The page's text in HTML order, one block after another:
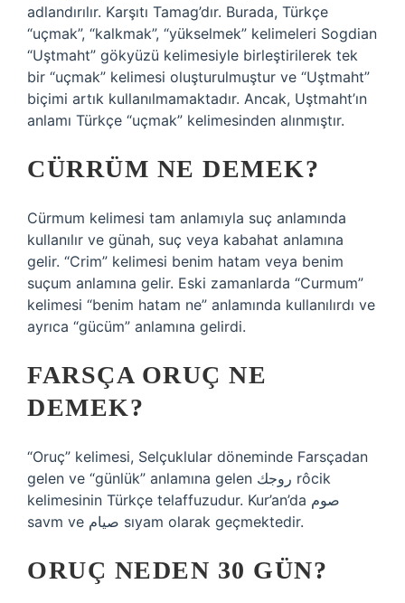
adlandırılır. Karşıtı Tamag’dır. Burada, Türkçe
“uçmak”, “kalkmak”, “yükselmek” kelimeleri Sogdian
“Uştmaht” gökyüzü kelimesiyle birleştirilerek tek
bir “uçmak” kelimesi oluşturulmuştur ve “Uştmaht”
biçimi artık kullanılmamaktadır. Ancak, Uştmaht’ın
anlamı Türkçe “uçmak” kelimesinden alınmıştır.
CÜRRÜM NE DEMEK?
Cürmum kelimesi tam anlamıyla suç anlamında
kullanılır ve günah, suç veya kabahat anlamına
gelir. “Crim” kelimesi benim hatam veya benim
suçum anlamına gelir. Eski zamanlarda “Curmum”
kelimesi “benim hatam ne” anlamında kullanılırdı ve
ayrıca “gücüm” anlamına gelirdi.
FARSÇA ORUÇ NE
DEMEK?
“Oruç” kelimesi, Selçuklular döneminde Farsçadan
gelen ve “günlük” anlamına gelen روجك rôcik
kelimesinin Türkçe telaffuzudur. Kur’an’da صوم
savm ve صيام sıyam olarak geçmektedir.
ORUÇ NEDEN 30 GÜN?